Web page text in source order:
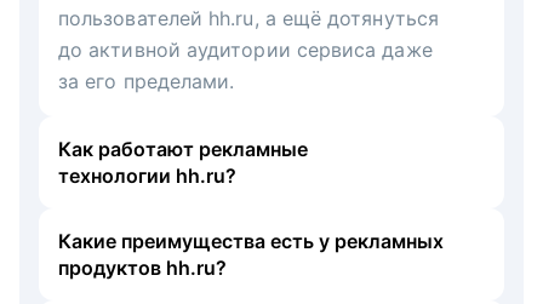
пользователей hh.ru, а ещё дотянуться
до активной аудитории сервиса даже
за его пределами.
Как работают рекламные
технологии hh.ru?
Какие преимущества есть у рекламных
продуктов hh.ru?